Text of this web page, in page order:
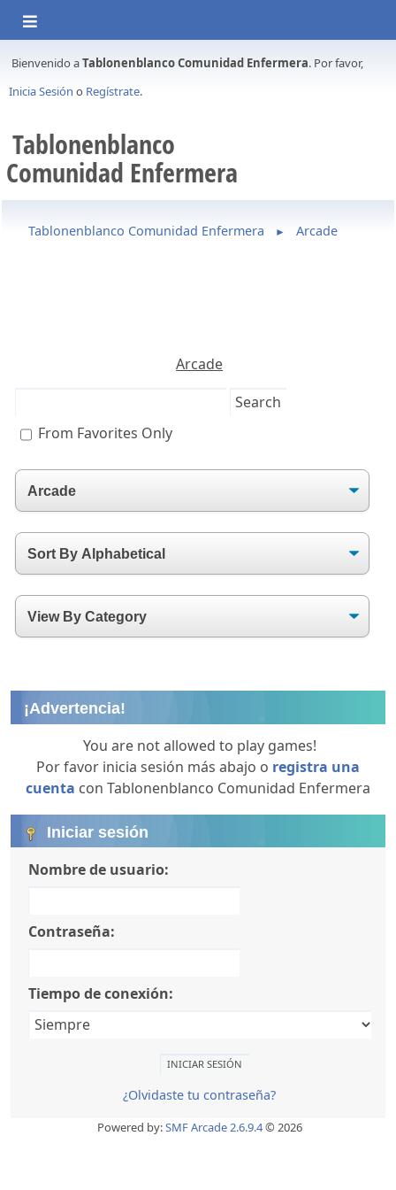
Bienvenido aTablonenblanco Comunidad Enfermera. Por favor,
Inicia Sesión o Regístrate.
Tablonenblanco
Comunidad Enfermera
Tablonenblanco Comunidad Enfermera ► Arcade
Arcade
From Favorites Only
¡Advertencia!
You are not allowed to play games!
Por favor inicia sesión más abajo o registra una
cuenta con Tablonenblanco Comunidad Enfermera
Iniciar sesión
Nombre de usuario:
Contraseña:
Tiempo de conexión:
¿Olvidaste tu contraseña?
Powered by:SMF Arcade 2.6.9.4© 2026